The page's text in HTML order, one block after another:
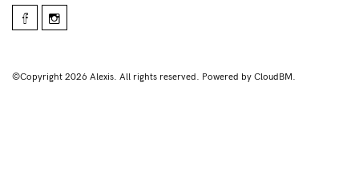
©Copyright 2026 Alexis. All rights reserved. Powered by CloudBM.